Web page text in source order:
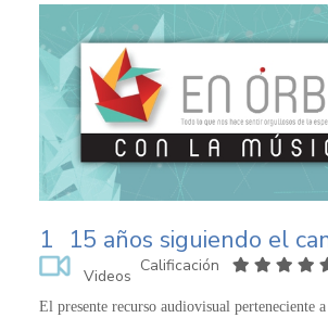
1 15 años siguiendo el
Videos
Calificación
El presente recurso audiovisual perteneciente